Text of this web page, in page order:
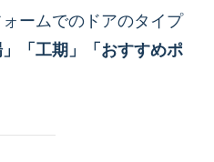
ームでのドアのタイプ
」「工期」「おすすめポ